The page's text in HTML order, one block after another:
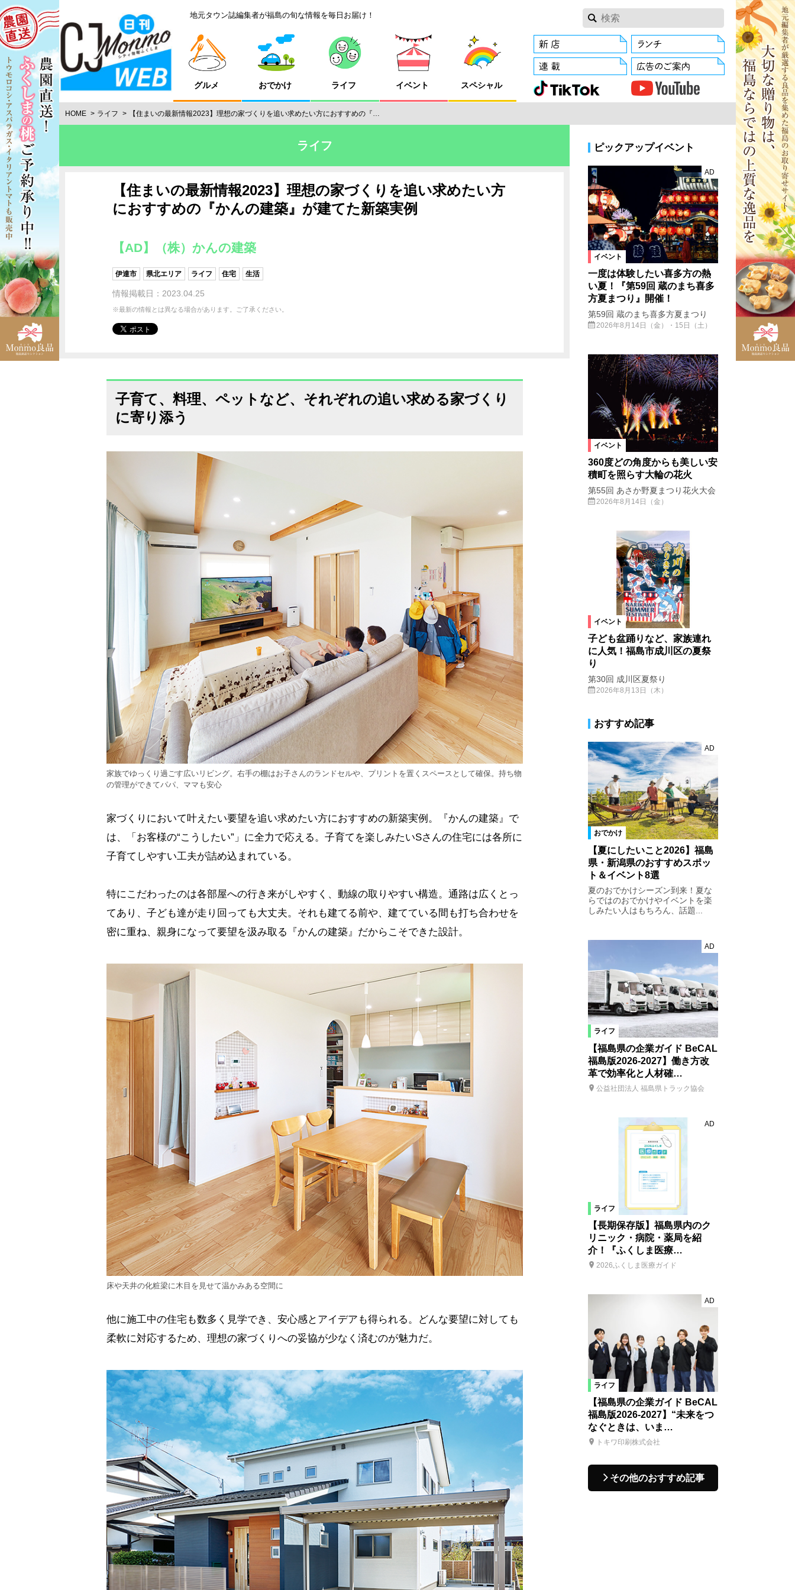
地元タウン誌編集者が福島の旬な情報を毎日お届け！
グルメ おでかけ ライフ イベント スペシャル
HOME ライフ 【住まいの最新情報2023】理想の家づくりを追い求めたい方におすすめの『…
ライフ
【住まいの最新情報2023】理想の家づくりを追い求めたい方
におすすめの『かんの建築』が建てた新築実例
【AD】（株）かんの建築
伊達市 県北エリア ライフ 住宅 生活
情報掲載日：2023.04.25
※最新の情報とは異なる場合があります。ご了承ください。
子育て、料理、ペットなど、それぞれの追い求める家づくり
に寄り添う
家族でゆっくり過ごす広いリビング。右手の棚はお子さんのランドセルや、プリントを置くスペースとして確保。持ち物
の管理ができてパパ、ママも安心
家づくりにおいて叶えたい要望を追い求めたい方におすすめの新築実例。『かんの建築』で
は、「お客様の“こうしたい”」に全力で応える。子育てを楽しみたいSさんの住宅には各所に
子育てしやすい工夫が詰め込まれている。
特にこだわったのは各部屋への行き来がしやすく、動線の取りやすい構造。通路は広くとっ
てあり、子ども達が走り回っても大丈夫。それも建てる前や、建てている間も打ち合わせを
密に重ね、親身になって要望を汲み取る『かんの建築』だからこそできた設計。
床や天井の化粧梁に木目を見せて温かみある空間に
他に施工中の住宅も数多く見学でき、安心感とアイデアも得られる。どんな要望に対しても
柔軟に対応するため、理想の家づくりへの妥協が少なく済むのが魅力だ。
ピックアップイベント
イベント
AD
一度は体験したい喜多方の熱
い夏！『第59回 蔵のまち喜多
方夏まつり』開催！
第59回 蔵のまち喜多方夏まつり
2026年8月14日（金）・15日（土）
イベント
360度どの角度からも美しい安
積町を照らす大輪の花火
第55回 あさか野夏まつり花火大会
2026年8月14日（金）
イベント
子ども盆踊りなど、家族連れ
に人気！福島市成川区の夏祭
り
第30回 成川区夏祭り
2026年8月13日（木）
おすすめ記事
おでかけ
AD
【夏にしたいこと2026】福島
県・新潟県のおすすめスポッ
ト＆イベント8選
夏のおでかけシーズン到来！夏な
らではのおでかけやイベントを楽
しみたい人はもちろん、話題...
ライフ
AD
【福島県の企業ガイド BeCAL
福島版2026-2027】働き方改
革で効率化と人材確…
公益社団法人 福島県トラック協会
ライフ
AD
【長期保存版】福島県内のク
リニック・病院・薬局を紹
介！『ふくしま医療…
2026ふくしま医療ガイド
ライフ
AD
【福島県の企業ガイド BeCAL
福島版2026-2027】“未来をつ
なぐときは、いま…
トキワ印刷株式会社
その他のおすすめ記事